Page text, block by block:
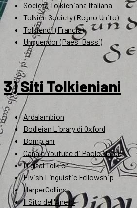
Società Tolkieniana Italiana
Tolkien Society (Regno Unito)
Tolkiendil (Francia)
Unquendor (Paesi Bassi)
3) Siti Tolkieniani
Ardalambion
Bodleian Library di Oxford
Bompiani
Canale Youtube di Paolo Nardi
Digital Tolkien
Elvish Linguistic Fellowship
HarperCollins
Il Sito dell'Anello